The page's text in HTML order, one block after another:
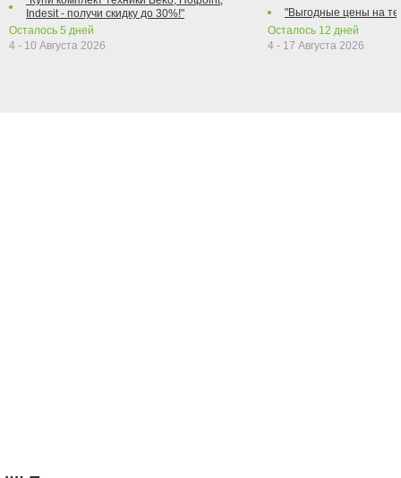
Indesit - получи скидку до 30%!"
Осталось 5 дней
4 - 10 Августа 2026
"Выгодные цены на
Осталось 12 дней
4 - 17 Августа 2026